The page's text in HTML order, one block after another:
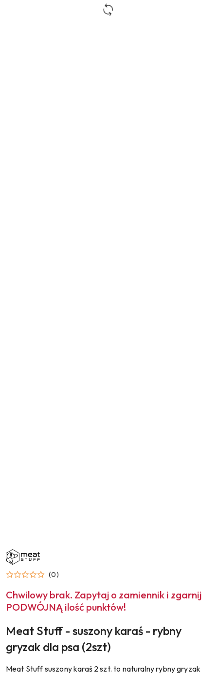
NAZWA
PRODUCENTA:
MEAT
STUFF (0)
Chwilowy brak. Zapytaj o zamiennik i zgarnij
PODWÓJNĄ ilość punktów!
Meat Stuff - suszony karaś - rybny
gryzak dla psa (2szt)
Meat Stuff suszony karaś 2 szt. to naturalny rybny gryzak